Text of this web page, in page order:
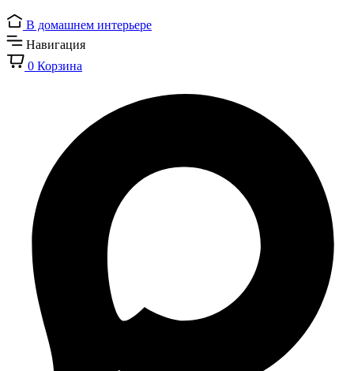
В домашнем интерьере
Навигация
0 Корзина